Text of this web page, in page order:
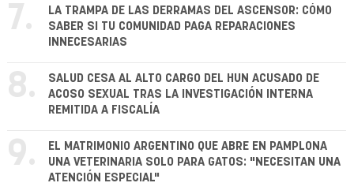
7.
LA TRAMPA DE LAS DERRAMAS DEL ASCENSOR: CÓMO
SABER SI TU COMUNIDAD PAGA REPARACIONES
INNECESARIAS
8.
SALUD CESA AL ALTO CARGO DEL HUN ACUSADO DE
ACOSO SEXUAL TRAS LA INVESTIGACIÓN INTERNA
REMITIDA A FISCALÍA
9.
EL MATRIMONIO ARGENTINO QUE ABRE EN PAMPLONA
UNA VETERINARIA SOLO PARA GATOS: "NECESITAN UNA
ATENCIÓN ESPECIAL"